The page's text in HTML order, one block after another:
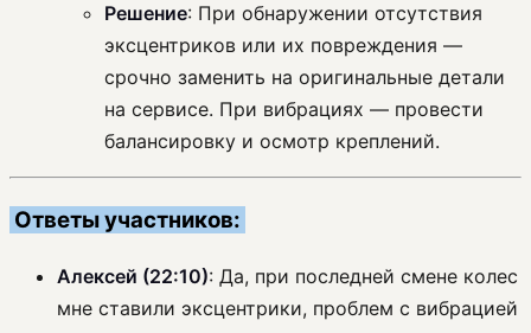
Решение: При обнаружении отсутствия
эксцентриков или их повреждения —
срочно заменить на оригинальные детали
на сервисе. При вибрациях — провести
балансировку и осмотр креплений.
Ответы участников:
Алексей (22:10): Да, при последней смене колес
мне ставили эксцентрики, проблем с вибрацией